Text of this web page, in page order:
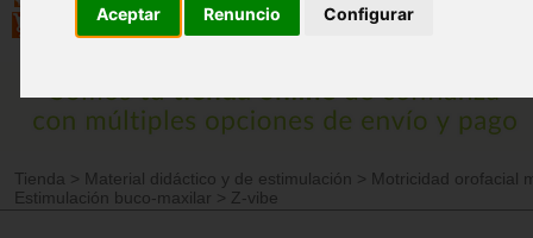
Aceptar Renuncio Configurar
Tienda > Material didáctico y de estimulación > Motricidad orofacial
Estimulación buco-maxilar > Z-vibe